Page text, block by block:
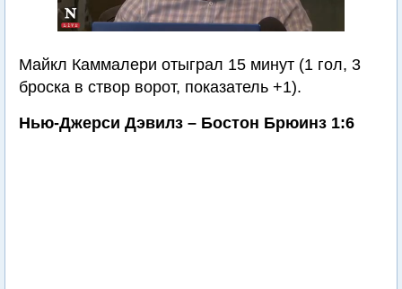
Майкл Каммалери отыграл 15 минут (1 гол, 3
броска в створ ворот, показатель +1).
Нью-Джерси Дэвилз – Бостон Брюинз 1:6